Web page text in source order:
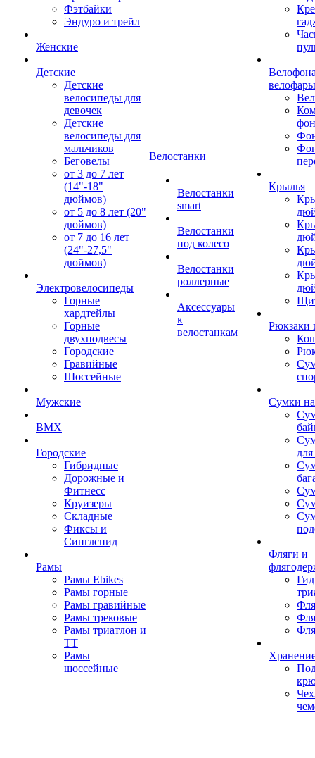
Фэтбайки
Эндуро и трейл
Женские
Детские
Детские
велосипеды для
девочек
Детские
велосипеды для
мальчиков
Беговелы
от 3 до 7 лет
(14"-18"
дюймов)
от 5 до 8 лет (20"
дюймов)
от 7 до 16 лет
(24"-27,5"
дюймов)
Электровелосипеды
Горные
хардтейлы
Горные
двухподвесы
Городские
Гравийные
Шоссейные
Мужские
BMX
Городские
Гибридные
Дорожные и
Фитнесс
Круизеры
Складные
Фиксы и
Синглспид
Рамы
Рамы Ebikes
Рамы горные
Рамы гравийные
Рамы трековые
Рамы триатлон и
ТТ
Рамы
шоссейные
Велостанки
Велостанки
smart
Велостанки
под колесо
Велостанки
роллерные
Аксессуары
к
велостанкам
велофары
Крылья
Рюкзаки
Сумки
Фляги и